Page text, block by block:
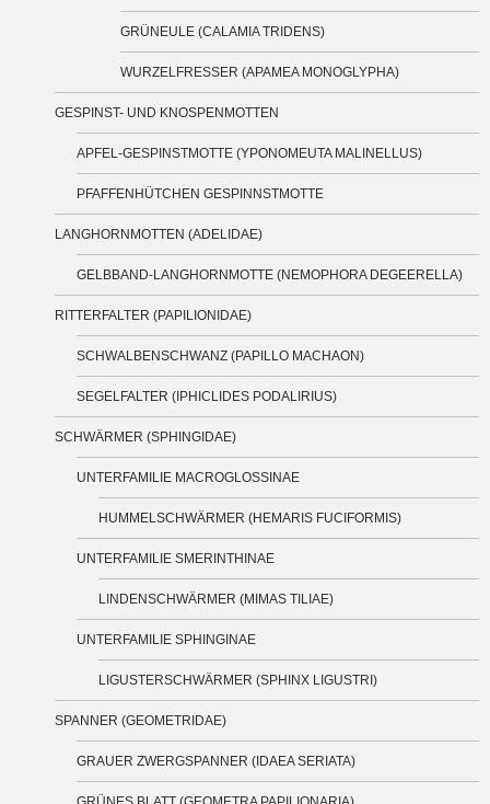
GRÜNEULE (CALAMIA TRIDENS)
WURZELFRESSER (APAMEA MONOGLYPHA)
GESPINST- UND KNOSPENMOTTEN
APFEL-GESPINSTMOTTE (YPONOMEUTA MALINELLUS)
PFAFFENHÜTCHEN GESPINNSTMOTTE
LANGHORNMOTTEN (ADELIDAE)
GELBBAND-LANGHORNMOTTE (NEMOPHORA DEGEERELLA)
RITTERFALTER (PAPILIONIDAE)
SCHWALBENSCHWANZ (PAPILLO MACHAON)
SEGELFALTER (IPHICLIDES PODALIRIUS)
SCHWÄRMER (SPHINGIDAE)
UNTERFAMILIE MACROGLOSSINAE
HUMMELSCHWÄRMER (HEMARIS FUCIFORMIS)
UNTERFAMILIE SMERINTHINAE
LINDENSCHWÄRMER (MIMAS TILIAE)
UNTERFAMILIE SPHINGINAE
LIGUSTERSCHWÄRMER (SPHINX LIGUSTRI)
SPANNER (GEOMETRIDAE)
GRAUER ZWERGSPANNER (IDAEA SERIATA)